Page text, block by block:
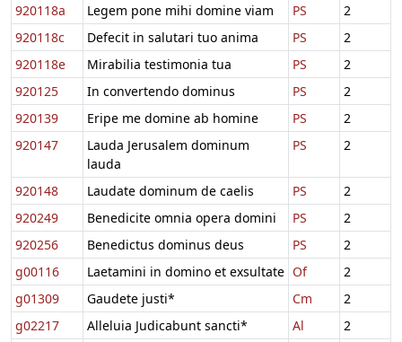
920118a
Legem pone mihi domine viam PS
2
920118c
Defecit in salutari tuo anima PS
2
920118e
Mirabilia testimonia tua PS
2
920125
In convertendo dominus PS
2
920139
Eripe me domine ab homine PS
2
920147
Lauda Jerusalem dominum
lauda
PS 2
920148 Laudate dominum de caelis PS
2
920249
Benedicite omnia opera domini PS
2
920256
Benedictus dominus deus PS
2
g00116
Laetamini in domino et exsultate Of
2
g01309
Gaudete justi* Cm
2
g02217
Alleluia Judicabunt sancti* Al
2